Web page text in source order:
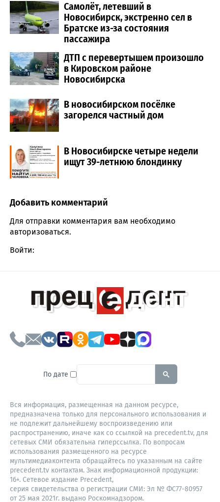
Самолёт, летевший в
Новосибирск, экстренно сел в
Братске из-за состояния
пассажира
ДТП с перевертышем произошло
в Кировском районе
Новосибирска
В новосибирском посёлке
загорелся частный дом
В Новосибирске четыре недели
ищут 39-летнюю блондинку
Comment section
Добавить комментарий
Для отправки комментария вам необходимо
авторизоваться.
Войти:
По дате To search this site, enter a
Вся информация, размещенная на данном ресурсе,
предназначена только для персонального использования и
не подлежит дальнейшему воспроизведению или
распространению, иначе как со ссылкой на precedent.tv, для
сетевых СМИ обязательна гиперссылка. По вопросам
использования размещенного на ресурсе
мультимедиаконтента обращайтесь по указанным на сайте
precedent.tv контактам. Знак информационной продукции:
16+. Сетевое издание Precedent,
серия свидетельства о регистрации СМИ: Эл № ФС77-80957
от 25 мая 2021г. выдано Роскомнадзором.